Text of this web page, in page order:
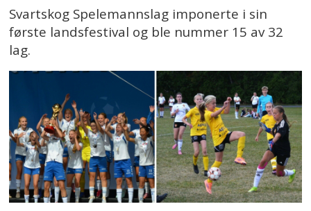
Svartskog Spelemannslag imponerte i sin
første landsfestival og ble nummer 15 av 32
lag.